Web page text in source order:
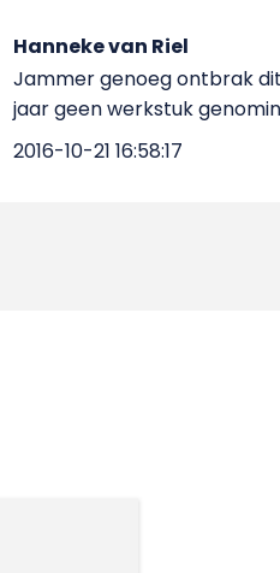
Hanneke van Riel
Jammer genoeg ontbrak
jaar geen werkstuk
2016-10-21 16:58:17